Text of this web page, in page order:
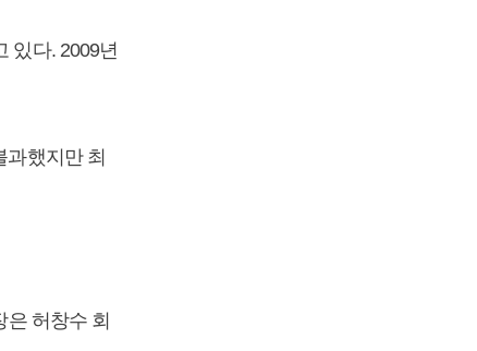
있다. 2009년
했지만 최
허창수 회